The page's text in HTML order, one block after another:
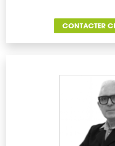
CONTACTER